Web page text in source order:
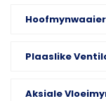
Plaaslike
Aksiale